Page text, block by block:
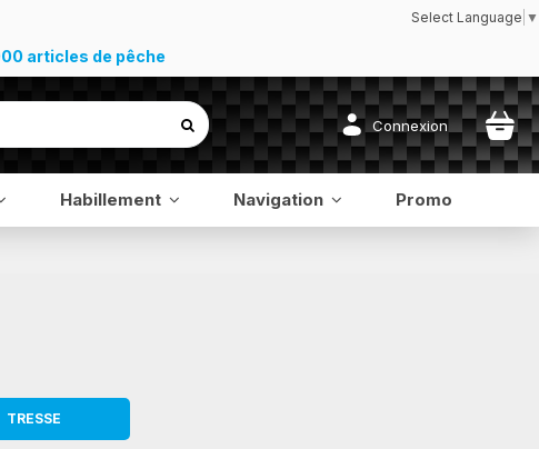
Select Language ▼
articles de pêche
Connexion
Habillement Navigation Promo
TRESSE